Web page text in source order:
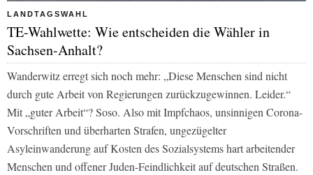
LANDTAGSWAHL
TE-Wahlwette: Wie entscheiden die Wähler in
Sachsen-Anhalt?
Wanderwitz erregt sich noch mehr: „Diese Menschen sind nicht
durch gute Arbeit von Regierungen zurückzugewinnen. Leider.“
Mit „guter Arbeit“? Soso. Also mit Impfchaos, unsinnigen Corona-
Vorschriften und überharten Strafen, ungezügelter
Asyleinwanderung auf Kosten des Sozialsystems hart arbeitender
Menschen und offener Juden-Feindlichkeit auf deutschen Straßen.